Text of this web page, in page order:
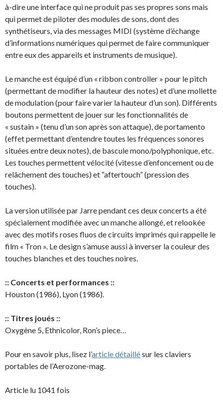
à-dire une interface qui ne produit pas ses propres sons mais
qui permet de piloter des modules de sons, dont des
synthétiseurs, via des messages MIDI (système d’échange
d’informations numériques qui permet de faire communiquer
entre eux des appareils et instruments de musique).
Le manche est équipé d’un « ribbon controller » pour le pitch
(permettant de modifier la hauteur des notes) et d’une mollette
de modulation (pour faire varier la hauteur d’un son). Différents
boutons permettent de jouer sur les fonctionnalités de
« sustain » (tenu d’un son après son attaque), de portamento
(effet permettant d’entendre toutes les fréquences sonores
situées entre deux notes), de bascule mono/polyphonique, etc.
Les touches permettent vélocité (vitesse d’enfoncement ou de
relâchement des touches) et “aftertouch” (pression des
touches).
La version utilisée par Jarre pendant ces deux concerts a été
spécialement modifiée avec un manche allongé, et relookée
avec des motifs roses fluos de circuits imprimés qui rappelle le
film « Tron ». Le design s’amuse aussi à inverser la couleur des
touches blanches et des touches noires.
:: Concerts et performances ::
Houston (1986), Lyon (1986).
:: Titres joués ::
Oxygène 5, Ethnicolor, Ron’s piece…
Pour en savoir plus, lisez l’article détaillésur les claviers
portables de l’Aerozone-mag.
Article lu 1041 fois